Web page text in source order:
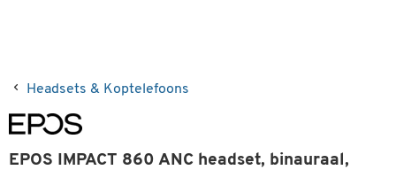
Headsets & Koptelefoons
EPOS IMPACT 860 ANC headset, binauraal,